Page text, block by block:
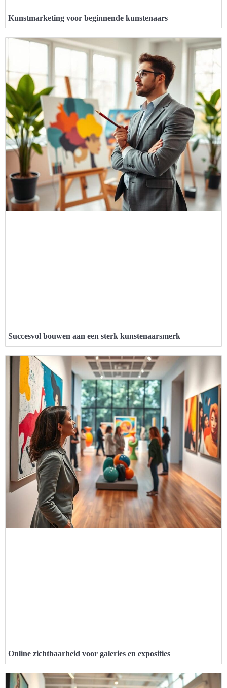
Kunstmarketing voor beginnende kunstenaars
Succesvol bouwen aan een sterk kunstenaarsmerk
Online zichtbaarheid voor galeries en exposities